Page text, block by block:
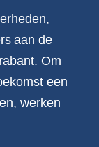
aan de
Om
een
werken